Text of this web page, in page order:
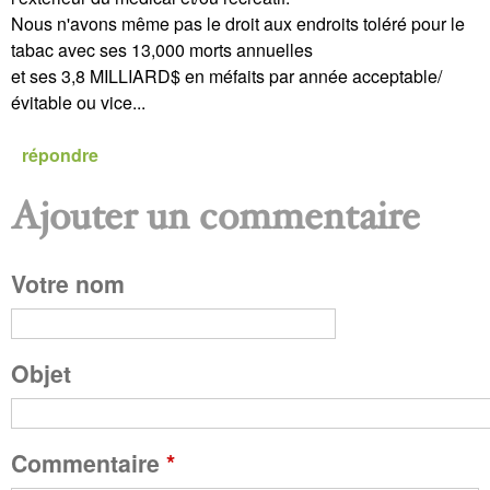
Nous n'avons même pas le droit aux endroits toléré pour le
tabac avec ses 13,000 morts annuelles
et ses 3,8 MILLIARD$ en méfaits par année acceptable/
évitable ou vice...
répondre
P
a
g
e
s
Ajouter un commentaire
Votre nom
Objet
Commentaire *